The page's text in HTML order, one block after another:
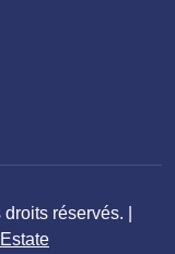
réservés. |